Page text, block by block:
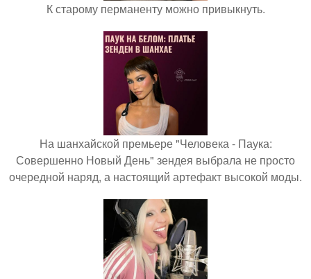
К старому перманенту можно привыкнуть.
На шанхайской премьере "Человека - Паука:
Совершенно Новый День" зендея выбрала не просто
очередной наряд, а настоящий артефакт высокой моды.